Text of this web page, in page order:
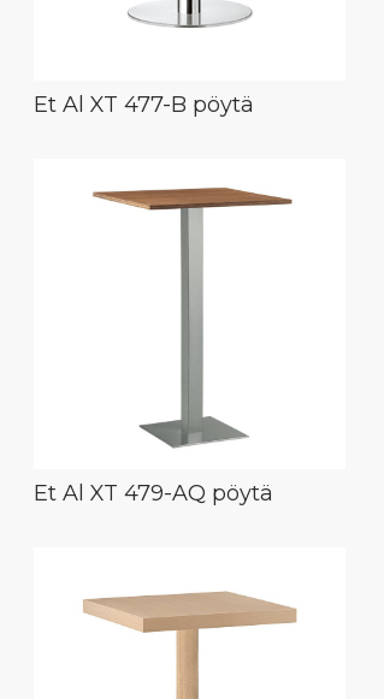
Et Al XT 477-B pöytä
Et Al XT 479-AQ pöytä